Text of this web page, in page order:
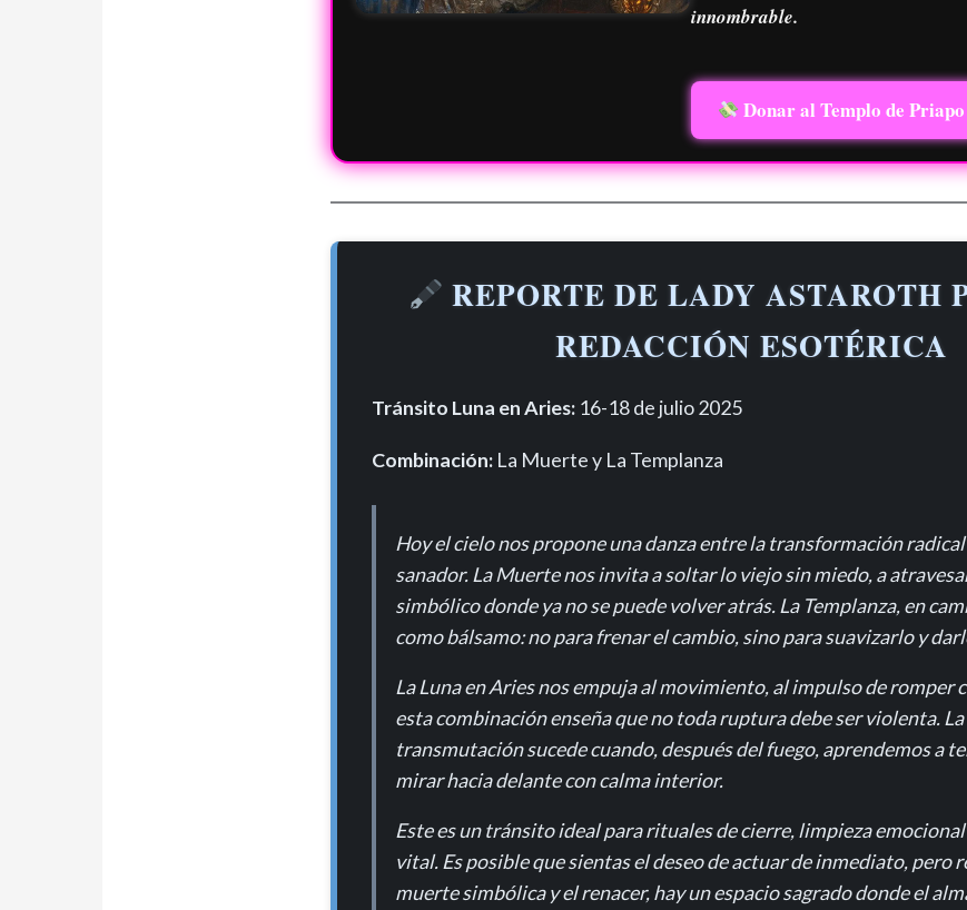
innombrable.
Donar al Templo de
REPORTE DE LADY ASTAROTH
REDACCIÓN ESOTÉRICA
Tránsito Luna en Aries:16-18 de julio 2025
Combinación:La Muerte y La Templanza
Hoy el cielo nos propone una danza entre la transformación
sanador. La Muerte nos invita a soltar lo viejo sin miedo, a
simbólico donde ya no se puede volver atrás. La Templanza, en
como bálsamo: no para frenar el cambio, sino para suavizarlo y
La Luna en Aries nos empuja al movimiento, al impulso de romper
esta combinación enseña que no toda ruptura debe ser violenta.
transmutación sucede cuando, después del fuego, aprendemos a
mirar hacia delante con calma interior.
Este es un tránsito ideal para rituales de cierre, limpieza
vital. Es posible que sientas el deseo de actuar de inmediato, pero
muerte simbólica y el renacer, hay un espacio sagrado donde el